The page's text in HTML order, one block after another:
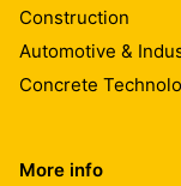
Construction
Automotive &
Concrete
More info